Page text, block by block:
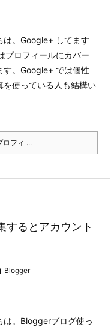
は。Google+ してます
プロフィールにカバー
す。Google+ では個性
を使っている人も結構い
フィ ...
るとアカウント
Blogger
は。Bloggerブログ使っ